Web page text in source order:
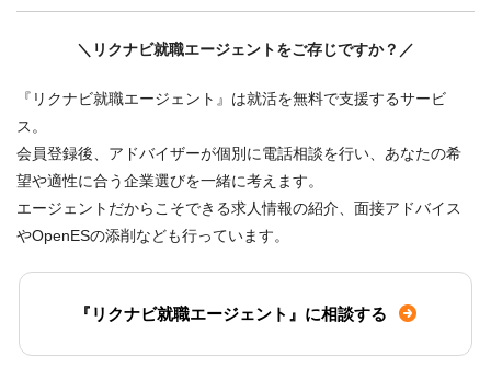
＼リクナビ就職エージェントをご存じですか？／
『リクナビ就職エージェント』は就活を無料で支援するサービ
ス。
会員登録後、アドバイザーが個別に電話相談を行い、あなたの希
望や適性に合う企業選びを一緒に考えます。
エージェントだからこそできる求人情報の紹介、面接アドバイス
やOpenESの添削なども行っています。
『リクナビ就職エージェント』に相談する